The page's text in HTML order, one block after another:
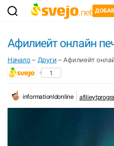
Афилиейт онлайн
Начало – Други – Афилиейт
1
informationldonline